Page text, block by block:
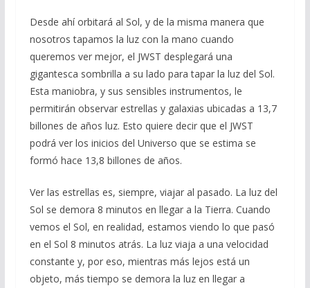
Desde ahí orbitará al Sol, y de la misma manera que
nosotros tapamos la luz con la mano cuando
queremos ver mejor, el JWST desplegará una
gigantesca sombrilla a su lado para tapar la luz del Sol.
Esta maniobra, y sus sensibles instrumentos, le
permitirán observar estrellas y galaxias ubicadas a 13,7
billones de años luz. Esto quiere decir que el JWST
podrá ver los inicios del Universo que se estima se
formó hace 13,8 billones de años.
Ver las estrellas es, siempre, viajar al pasado. La luz del
Sol se demora 8 minutos en llegar a la Tierra. Cuando
vemos el Sol, en realidad, estamos viendo lo que pasó
en el Sol 8 minutos atrás. La luz viaja a una velocidad
constante y, por eso, mientras más lejos está un
objeto, más tiempo se demora la luz en llegar a